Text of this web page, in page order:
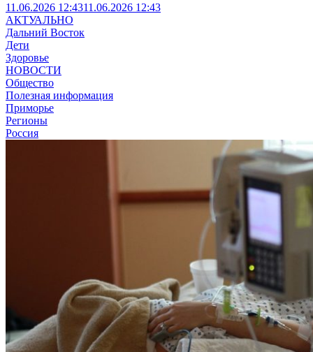
11.06.2026 12:4311.06.2026 12:43
АКТУАЛЬНО
Дальний Восток
Дети
Здоровье
НОВОСТИ
Общество
Полезная информация
Приморье
Регионы
Россия